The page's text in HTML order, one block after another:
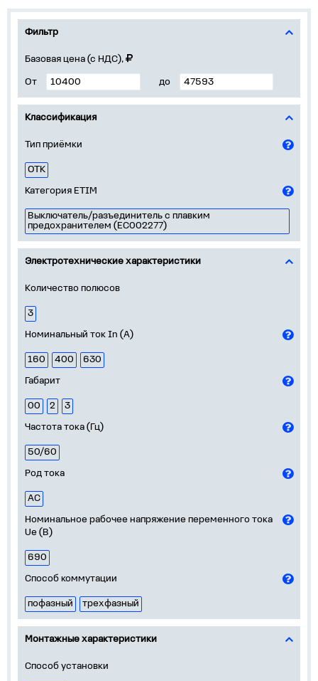
Фильтр
Базовая цена (с НДС),
От до
Классификация
Тип приёмки
ОТК
Категория ETIM
Выключатель/разъединитель с плавким
предохранителем (EC002277)
Электротехнические характеристики
Количество полюсов
3
Номинальный ток In (А)
160 400
630
Габарит
00 2
3
Частота тока (Гц)
50/60
Род тока
AC
Номинальное рабочее напряжение переменного тока
Ue (В)
690
Способ коммутации
пофазный трехфазный
Монтажные характеристики
Способ установки